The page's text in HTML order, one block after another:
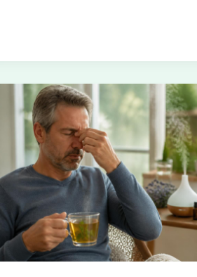
solutions
pour
moustiques
diffuseurs